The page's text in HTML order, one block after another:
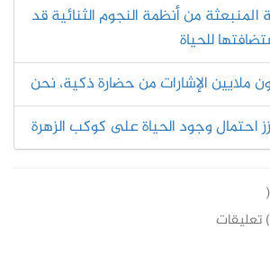
المنبعثة من أنظمة النجوم الثنائية قد
للحياة
ملايين الإشارات من حضارة ذكية، نحن
احتمال وجود الحياة على كوكب الزهرة
(
) تعليقات